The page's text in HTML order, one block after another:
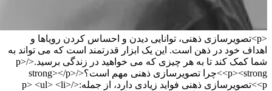
<p>تصویرسازی ذهنی، توانایی دیدن و احساس کردن رویاها و
اهداف خود در ذهن است. این یک ابزار قدرتمند است که می تواند به
شما کمک کند تا به هر چیزی که می خواهید در زندگی برسید.</p>
<p><strong>چرا تصویرسازی ذهنی مهم است؟</strong></p>
<p>تصویرسازی ذهنی فواید زیادی دارد، از جمله:</p> <ul> <li>